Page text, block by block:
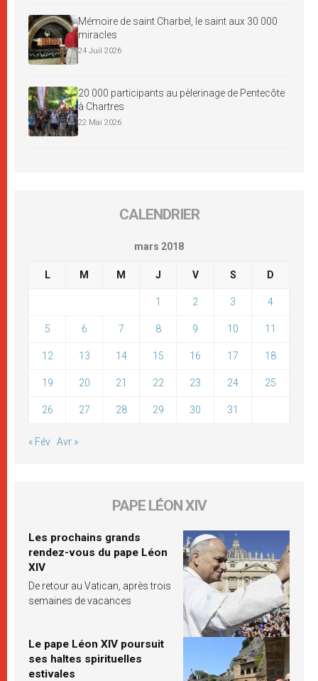
Mémoire de saint Charbel, le saint aux 30 000
miracles
24 Juil 2026
20 000 participants au pèlerinage de Pentecôte
à Chartres
22 Mai 2026
CALENDRIER
mars 2018
L M M J V S D
1 2 3 4
5 6 7 8 9 10 11
12 13 14 15 16 17 18
19 20 21 22 23 24 25
26 27 28 29 30 31
« Fév Avr »
PAPE LÉON XIV
Les prochains grands
rendez-vous du pape Léon
XIV
De retour au Vatican, après trois
semaines de vacances
Le pape Léon XIV poursuit
ses haltes spirituelles
estivales